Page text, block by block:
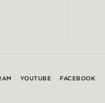
YOUTUBE FACEBOOK